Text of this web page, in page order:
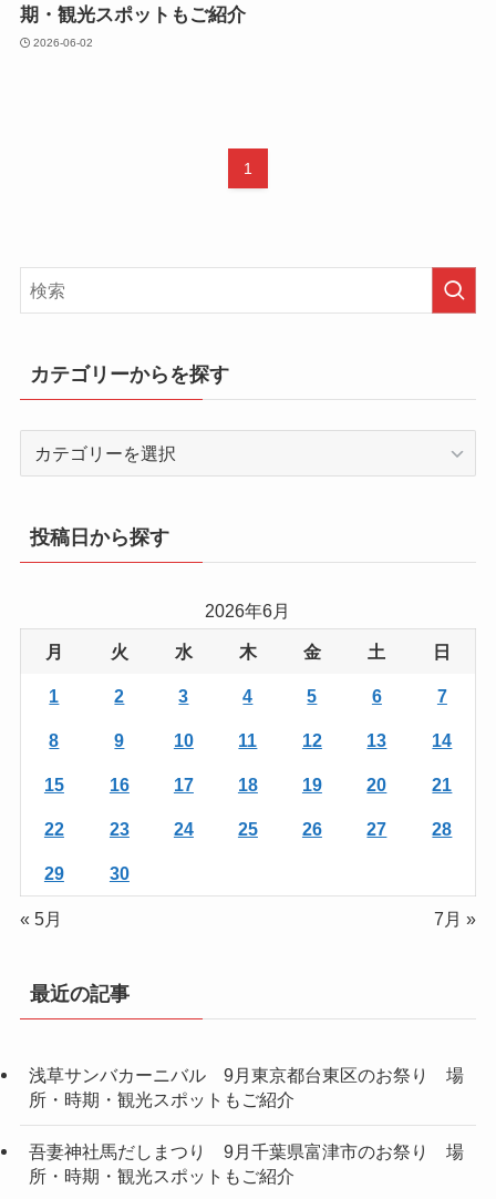
期・観光スポットもご紹介
2026-06-02
1
カテゴリーからを探す
リ
ー
を
投稿日から探す
2026年6月
月 火 水 木 金 土 日
1 2 3 4 5 6 7
8 9 10 11 12 13 14
15 16 17 18 19 20 21
22 23 24 25 26 27 28
29 30
« 5月 7月 »
最近の記事
浅草サンバカーニバル 9月東京都台東区のお祭り 場
所・時期・観光スポットもご紹介
吾妻神社馬だしまつり 9月千葉県富津市のお祭り 場
所・時期・観光スポットもご紹介